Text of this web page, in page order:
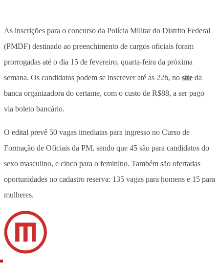
As inscrições para o concurso da Polícia Militar do Distrito Federal
(PMDF) destinado ao preenchimento de cargos oficiais foram
prorrogadas até o dia 15 de fevereiro, quarta-feira da próxima
semana. Os candidatos podem se inscrever até as 22h, no site da
banca organizadora do certame, com o custo de R$88, a ser pago
via boleto bancário.
O edital prevê 50 vagas imediatas para ingresso no Curso de
Formação de Oficiais da PM, sendo que 45 são para candidatos do
sexo masculino, e cinco para o feminino. Também são ofertadas
oportunidades no cadastro reserva: 135 vagas para homens e 15 para
mulheres.